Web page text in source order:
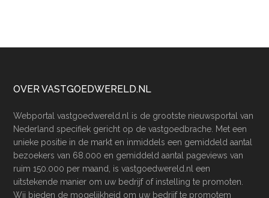
Footer
OVER VASTGOEDWERELD.NL
Webportal vastgoedwereld.nl is de grootste nieuwsportal van
Nederland specifiek gericht op de vastgoedbrache. Met een
unieke positie in de markt en inmiddels een gemiddeld aantal
bezoekers van 68.000 en gemiddeld aantal pageviews van
ruim 150.000 per maand, is vastgoedwereld.nl een
uitstekende manier om uw bedrijf of instelling te promoten.
Wij bieden de mogelijkheid om uw bedrijf te promotem